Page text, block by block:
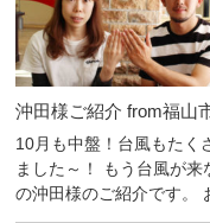
沖田様ご紹介 from福山
10月も中盤！台風もたく
ました～！ もう台風が
の沖田様のご紹介です。